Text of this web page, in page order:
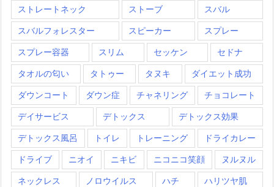
ストレートネック ストーブ スバル
スバルフォレスター スピーカー スプレー
スプレー容器 スリム セッケン セドナ
タオルの匂い タトゥー タヌキ ダイエット成功
ダウンコート ダウン症 チャネリング チョコレート
デイサービス デトックス デトックス効果
デトックス風呂 トイレ トレーニング ドライカレー
ドライブ ニオイ ニキビ ニコニコ笑顔 ヌルヌル
ネックレス ノロウイルス ハチ ハリツヤ肌